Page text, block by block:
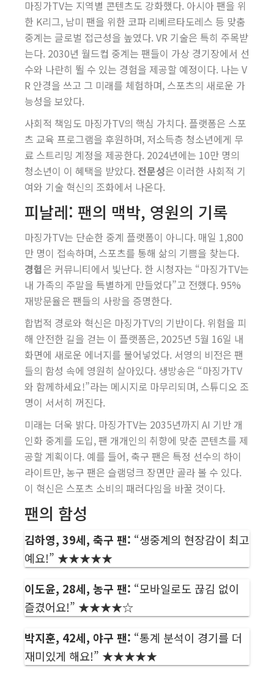
마징가TV는 지역별 콘텐츠도 강화했다. 아시아 팬을 위
한 K리그, 남미 팬을 위한 코파 리베르타도레스 등 맞춤
중계는 글로벌 접근성을 높였다. VR 기술은 특히 주목받
는다. 2030년 월드컵 중계는 팬들이 가상 경기장에서 선
수와 나란히 뛸 수 있는 경험을 제공할 예정이다. 나는 V
R 안경을 쓰고 그 미래를 체험하며, 스포츠의 새로운 가
능성을 보았다.
사회적 책임도 마징가TV의 핵심 가치다. 플랫폼은 스포
츠 교육 프로그램을 후원하며, 저소득층 청소년에게 무
료 스트리밍 계정을 제공한다. 2024년에는 10만 명의
청소년이 이 혜택을 받았다. 전문성은 이러한 사회적 기
여와 기술 혁신의 조화에서 나온다.
피날레: 팬의 맥박, 영원의 기록
마징가TV는 단순한 중계 플랫폼이 아니다. 매일 1,800
만 명이 접속하며, 스포츠를 통해 삶의 기쁨을 찾는다.
경험은 커뮤니티에서 빛난다. 한 시청자는 “마징가TV는
내 가족의 주말을 특별하게 만들었다”고 전했다. 95%
재방문율은 팬들의 사랑을 증명한다.
합법적 경로와 혁신은 마징가TV의 기반이다. 위험을 피
해 안전한 길을 걷는 이 플랫폼은, 2025년 5월 16일 내
화면에 새로운 에너지를 불어넣었다. 서영의 비전은 팬
들의 함성 속에 영원히 살아있다. 생방송은 “마징가TV
와 함께하세요!”라는 메시지로 마무리되며, 스튜디오 조
명이 서서히 꺼진다.
미래는 더욱 밝다. 마징가TV는 2035년까지 AI 기반 개
인화 중계를 도입, 팬 개개인의 취향에 맞춘 콘텐츠를 제
공할 계획이다. 예를 들어, 축구 팬은 특정 선수의 하이
라이트만, 농구 팬은 슬램덩크 장면만 골라 볼 수 있다.
이 혁신은 스포츠 소비의 패러다임을 바꿀 것이다.
팬의 함성
김하영, 39세, 축구 팬: “생중계의 현장감이 최고
예요!” ★★★★★
이도윤, 28세, 농구 팬: “모바일로도 끊김 없이
즐겼어요!” ★★★★☆
박지훈, 42세, 야구 팬: “통계 분석이 경기를 더
재미있게 해요!” ★★★★★